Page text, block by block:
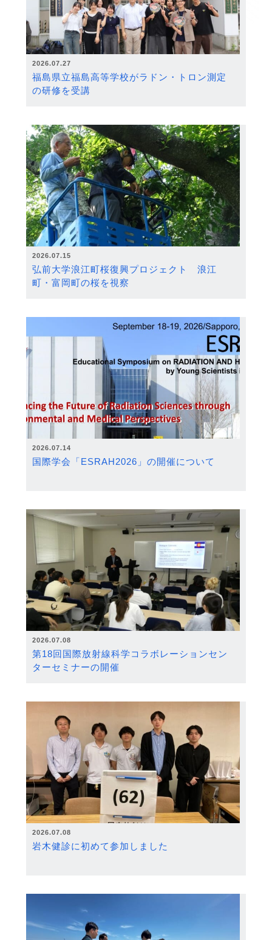
2026.07.27
福島県立福島高等学校がラドン・トロン測定
の研修を受講
2026.07.15
弘前大学浪江町桜復興プロジェクト 浪江
町・富岡町の桜を視察
2026.07.14
国際学会「ESRAH2026」の開催について
2026.07.08
第18回国際放射線科学コラボレーションセン
ターセミナーの開催
2026.07.08
岩木健診に初めて参加しました